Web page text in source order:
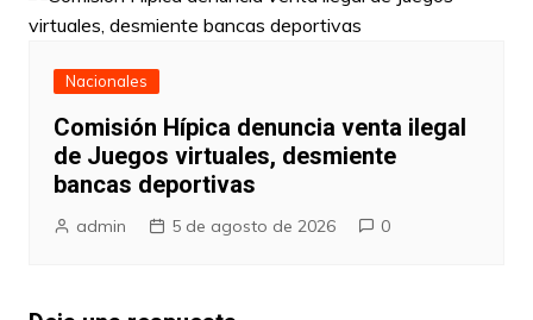
Nacionales
Comisión Hípica denuncia venta ilegal
de Juegos virtuales, desmiente
bancas deportivas
admin 5 de agosto de 2026 0